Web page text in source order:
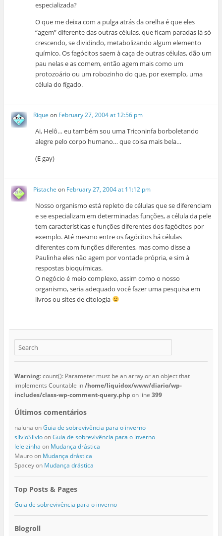
especializada?
O que me deixa com a pulga atrás da orelha é que eles
“agem” diferente das outras células, que ficam paradas lá só
crescendo, se dividindo, metabolizando algum elemento
químico. Os fagócitos saem à caça de outras células, dão um
pau nelas e as comem, então agem mais como um
protozoário ou um robozinho do que, por exemplo, uma
célula do fígado.
Rique on February 27, 2004 at 12:56 pm
Ai, Helô… eu também sou uma Triconinfa borboletando
alegre pelo corpo humano… que coisa mais bela…
(E gay)
Pistache on February 27, 2004 at 11:12 pm
Nosso organismo está repleto de células que se diferenciam
e se especializam em determinadas funções, a célula da pele
tem características e funções diferentes dos fagócitos por
exemplo. Até mesmo entre os fagócitos há células
diferentes com funções diferentes, mas como disse a
Paulinha eles não agem por vontade própria, e sim à
respostas bioquímicas.
O negócio é meio complexo, assim como o nosso
organismo, seria adequado você fazer uma pesquisa em
livros ou sites de citologia
Warning: count(): Parameter must be an array or an object that
implements Countable in/home/liquidox/www/diario/wp-
includes/class-wp-comment-query.php on line 399
Últimos comentários
naluha onGuia de sobrevivência para o inverno
silvioSilvioonGuia de sobrevivência para o inverno
leleizinha on Mudança drástica
Mauroon Mudança drástica
Spaceyon Mudança drástica
Top Posts & Pages
Guia de sobrevivência para o inverno
Blogroll